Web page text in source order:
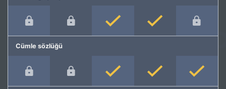
Cümle sözlüğü